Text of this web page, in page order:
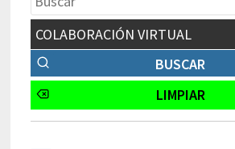
COLABORACIÓN VIRTUAL